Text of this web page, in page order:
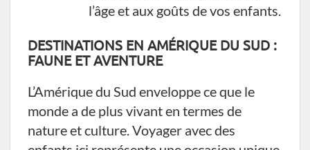
l’âge et aux goûts de vos enfants.
DESTINATIONS EN AMÉRIQUE DU SUD :
FAUNE ET AVENTURE
L’Amérique du Sud enveloppe ce que le
monde a de plus vivant en termes de
nature et culture. Voyager avec des